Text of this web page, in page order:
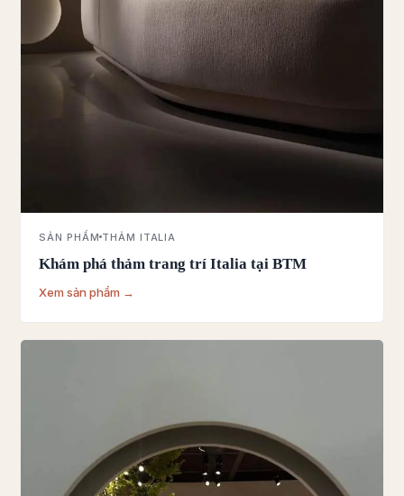
SẢN PHẨM THẢM ITALIA
Khám phá thảm trang trí Italia tại BTM
Xem sản phẩm →